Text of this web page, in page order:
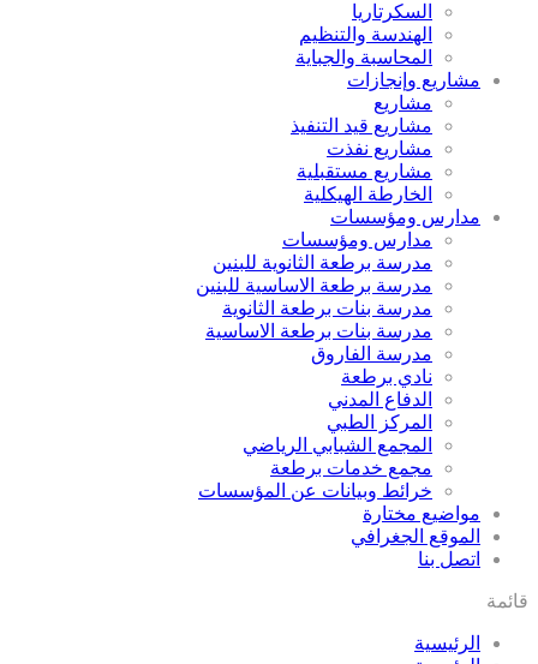
السكرتاريا
الهندسة والتنظيم
المحاسبة والجباية
مشاريع وإنجازات
مشاريع
مشاريع قيد التنفيذ
مشاريع نفذت
مشاريع مستقبلية
الخارطة الهيكلية
مدارس ومؤسسات
مدارس ومؤسسات
مدرسة برطعة الثانوية للبنين
مدرسة برطعة الاساسية للبنين
مدرسة بنات برطعة الثانوية
مدرسة بنات برطعة الاساسية
مدرسة الفاروق
نادي برطعة
الدفاع المدني
المركز الطبي
المجمع الشبابي الرياضي
مجمع خدمات برطعة
خرائط وبيانات عن المؤسسات
مواضيع مختارة
الموقع الجغرافي
اتصل بنا
قائمة
الرئيسية